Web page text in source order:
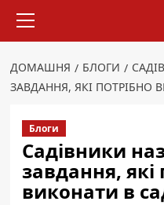
меню
ДОМАШНЯ БЛОГИ
ЗАВДАННЯ, ЯКІ ПОТРІБНО
Блоги
Садівники
завдання, які
виконати в